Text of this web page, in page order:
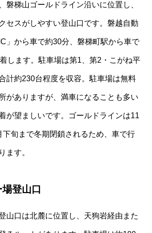
磐梯山ゴールドライン沿いに位置し、
セスがしやすい登山口です。磐越自動
」から車で約30分、磐梯町駅から車で
します。駐車場は第1、第2・こがね平
計約230台程度を収容。駐車場は無料
がありますが、満車になることも多い
が望ましいです。ゴールドラインは11
下旬まで冬期閉鎖されるため、車で行
ます。
登山口
山口は北麓に位置し、天狗岩経由また